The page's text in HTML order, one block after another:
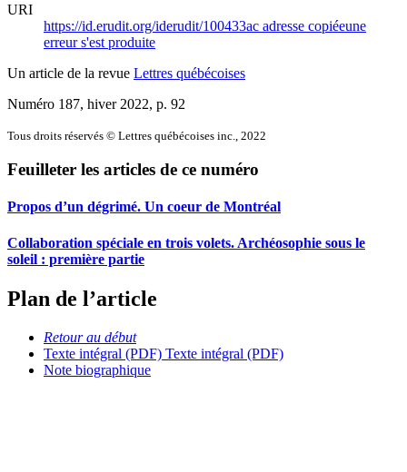
URI
https://id.erudit.org/iderudit/100433ac adresse copiéeune
erreur s'est produite
Un article de la revue Lettres québécoises
Numéro 187, hiver 2022, p. 92
Tous droits réservés © Lettres québécoises inc., 2022
Feuilleter les articles de ce numéro
Propos d’un dégrimé. Un coeur de Montréal
Collaboration spéciale en trois volets. Archéosophie sous le
soleil : première partie
Plan de l’article
Retour au début
Texte intégral (PDF) Texte intégral (PDF)
Note biographique